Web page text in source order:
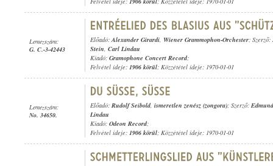
Lemezszám:
G. C.-3-42443
Előadó:Alexander Girardi, Wiener Grammophon-Orchester; Szerző:
Stein, Carl Lindau
Kiadó: Gramophone Concert Record;
Felvétel ideje: 1906 körül; Közzététel ideje: 1970-01-01
Lemezszám:
No. 34650.
Előadó: Rudolf Seibold, ismeretlen zenész (zongora); Szerző:
Lindau
Kiadó: Odeon Record;
Felvétel ideje: 1906 körül; Közzététel ideje: 1970-01-01